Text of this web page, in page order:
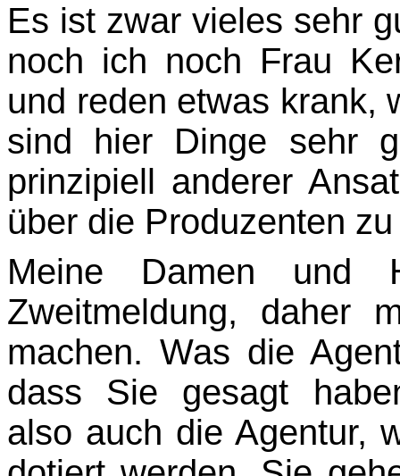
Es ist zwar vieles sehr
noch ich noch Frau
und reden etwas krank,
sind hier Dinge sehr
prinzipiell anderer
über die Produzenten
Meine Damen und
Zweitmeldung, daher
machen. Was die
dass Sie gesagt
also auch die Agentur,